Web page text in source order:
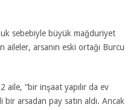
sebebiyle büyük mağduriyet
aileler, arsanın eski ortağı Burcu
aile, “bir inşaat yapılır da ev
bir arsadan pay satın aldı. Ancak